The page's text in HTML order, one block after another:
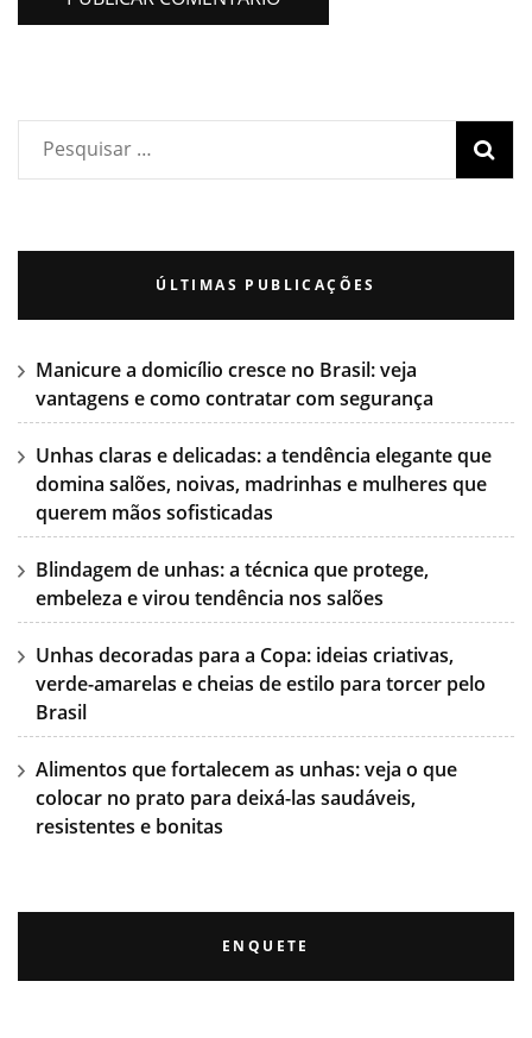
ÚLTIMAS PUBLICAÇÕES
Manicure a domicílio cresce no Brasil: veja
vantagens e como contratar com segurança
Unhas claras e delicadas: a tendência elegante que
domina salões, noivas, madrinhas e mulheres que
querem mãos sofisticadas
Blindagem de unhas: a técnica que protege,
embeleza e virou tendência nos salões
Unhas decoradas para a Copa: ideias criativas,
verde-amarelas e cheias de estilo para torcer pelo
Brasil
Alimentos que fortalecem as unhas: veja o que
colocar no prato para deixá-las saudáveis,
resistentes e bonitas
ENQUETE